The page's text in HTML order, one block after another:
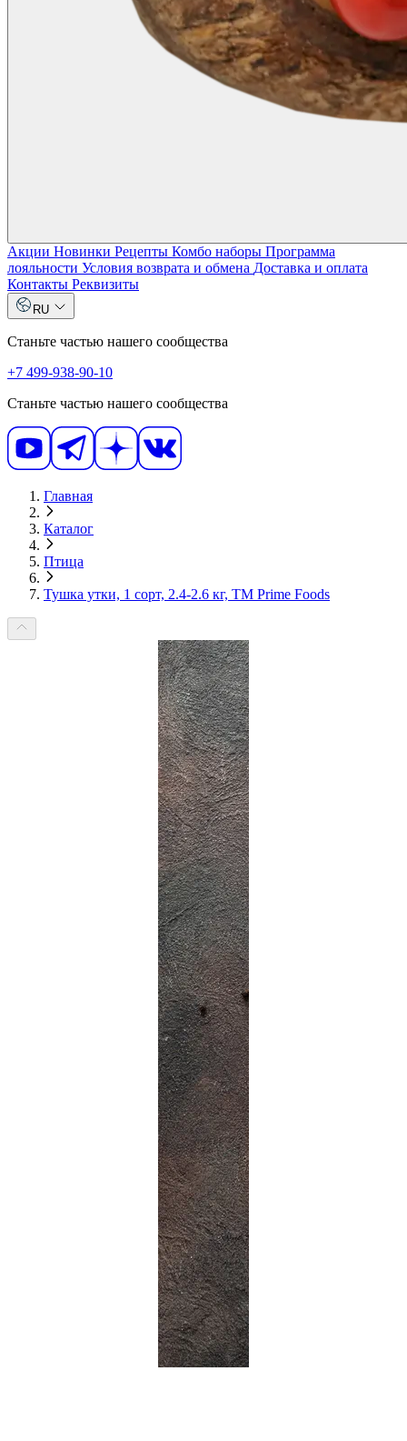
Акции Новинки Рецепты Комбо наборы Программа
лояльности Условия возврата и обмена Доставка и оплата
Контакты Реквизиты
RU
Станьте частью нашего сообщества
+7 499-938-90-10
Станьте частью нашего сообщества
Главная
Каталог
Птица
Тушка утки, 1 сорт, 2.4-2.6 кг, ТМ Prime Foods